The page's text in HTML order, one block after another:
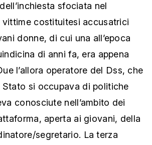
sfociata nel
vittime costituitesi accusatrici
donne, di cui una all’epoca
di anni fa, era appena
l’allora operatore del Dss, che
si occupava di politiche
conosciute nell’ambito dei
aperta ai giovani, della
segretario. La terza